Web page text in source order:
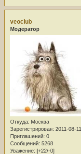
veoclub
Модератор
Откуда: Москва
Зарегистрирован: 2011-08-11
Приглашений: 0
Сообщений: 5268
Уважение: [+22/-0]